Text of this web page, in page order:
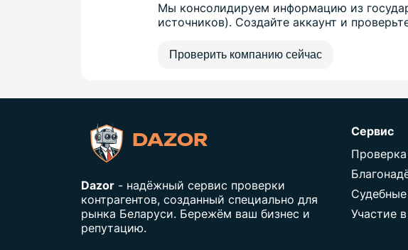
Мы консолидируем информацию из
источников). Создайте аккаунт и
Проверить компанию сейчас
DAZOR
Dazor - надёжный сервис проверки
контрагентов, созданный специально для
рынка Беларуси. Бережём ваш бизнес и
репутацию.
Сервис
Участие